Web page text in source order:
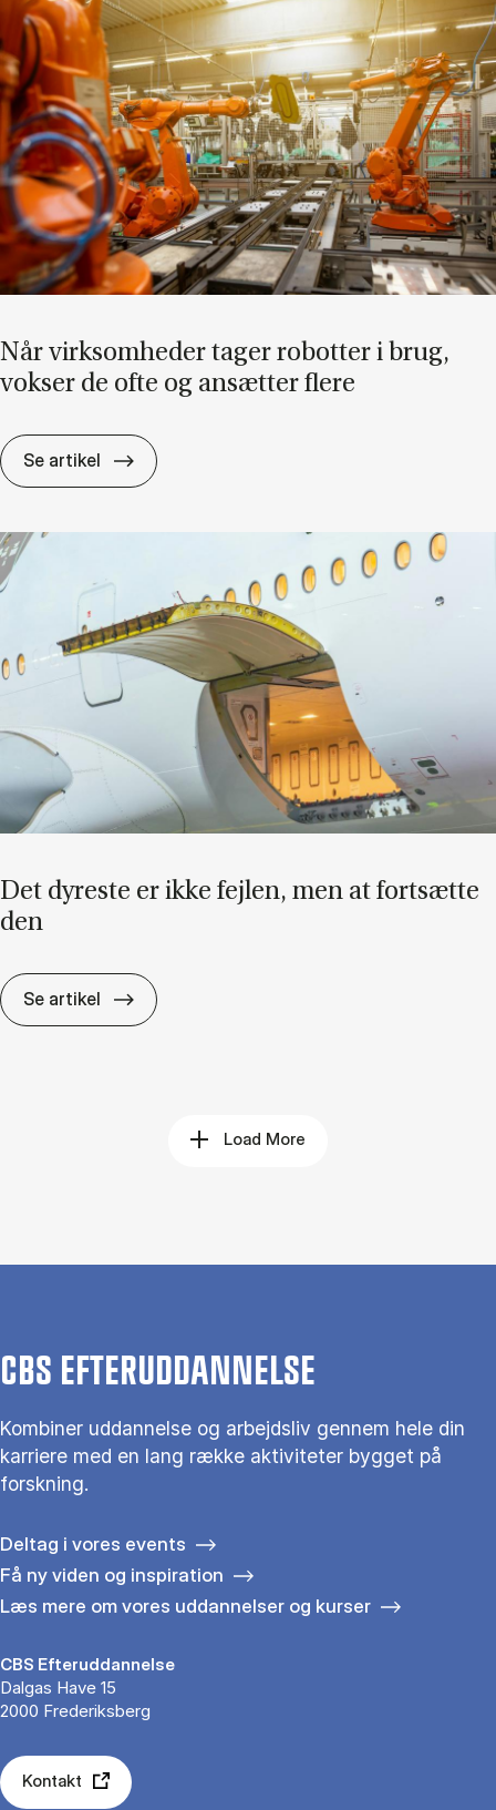
Når virk­som­he­der ta­ger ro­bot­ter i brug,
vok­ser de ofte og an­sæt­ter fle­re
Se artikel Når virk­som­he­der ta­ger ro­bot­ter i brug,
Det dy­re­ste er ikke fejl­en, men at fort­sæt­te
den
Se artikel Det dy­re­ste er ikke fejl­en, men at fort­sæt­te
Load More
CBS EFTERUDDANNELSE
Kombiner uddannelse og arbejdsliv gennem hele din
karriere med en lang række aktiviteter bygget på
forskning.
Deltag i vores events
Få ny viden og inspiration
Læs mere om vores uddannelser og kurser
CBS Efteruddannelse
Dalgas Have 15
2000 Frederiksberg
Kontakt